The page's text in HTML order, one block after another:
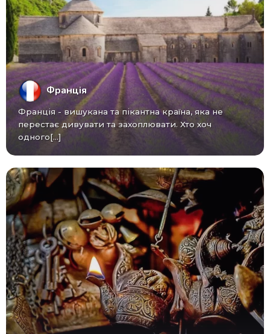
Франція
Франція - вишукана та пікантна країна, яка не
перестає дивувати та захоплювати. Хто хоч
одного[...]